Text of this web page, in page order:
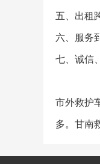
五、出租
六、服务
七、诚信
市外救护
多。甘南